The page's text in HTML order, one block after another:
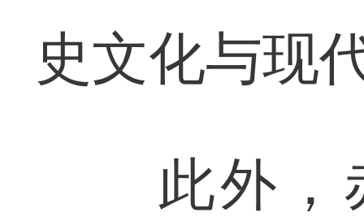
史文化与现
此外，赤